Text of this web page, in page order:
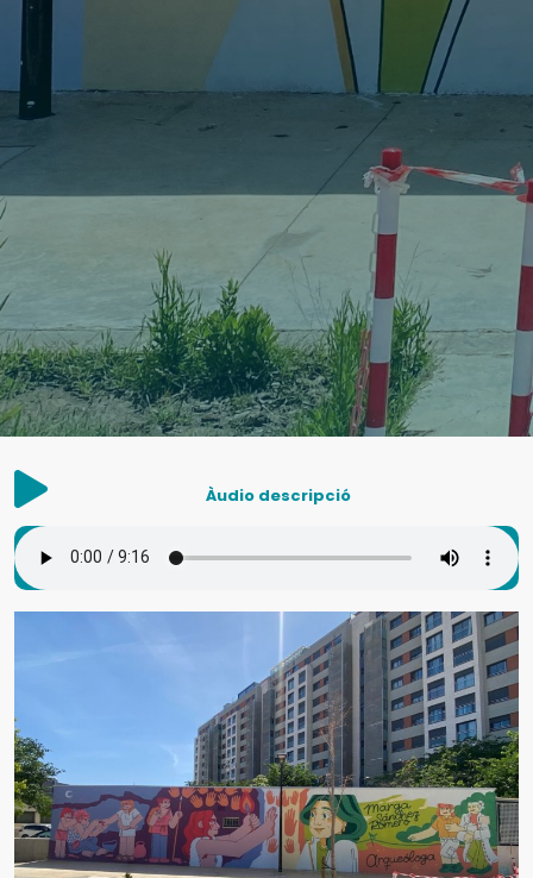
Àudio descripció